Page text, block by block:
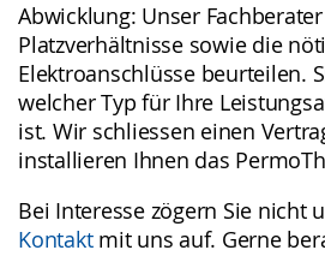
Abwicklung: Unser
Platzverhältnisse sowie die
Elektroanschlüsse beurteilen.
welcher Typ für Ihre
ist. Wir schliessen einen
installieren Ihnen das
Bei Interesse zögern Sie nicht
Kontaktmit uns auf. Gerne